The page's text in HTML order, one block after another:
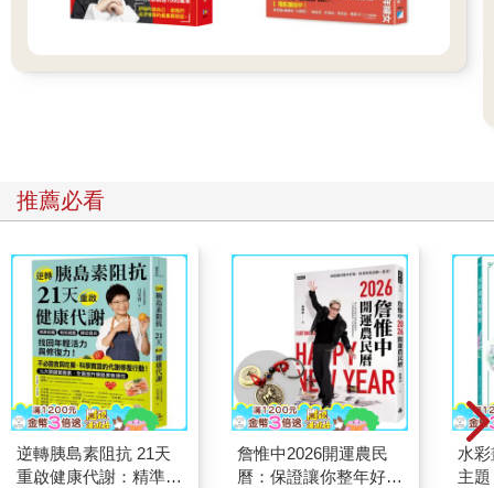
洲各國廣泛傳播，最新的消息為2006年2月時在裏海邊的國家亞賽
拜然發生5個人因感染禽流感而死亡的確鑿病例（經過世界衛生組
織實驗室證實），使得死亡人數首次突破100人而達到103人，因
News Online, 20051221.”）
推薦必看
逆轉胰島素阻抗 21天
重啟健康代謝：精準控
詹惟中2026開運農民
曆：保證讓你整年好
水
主